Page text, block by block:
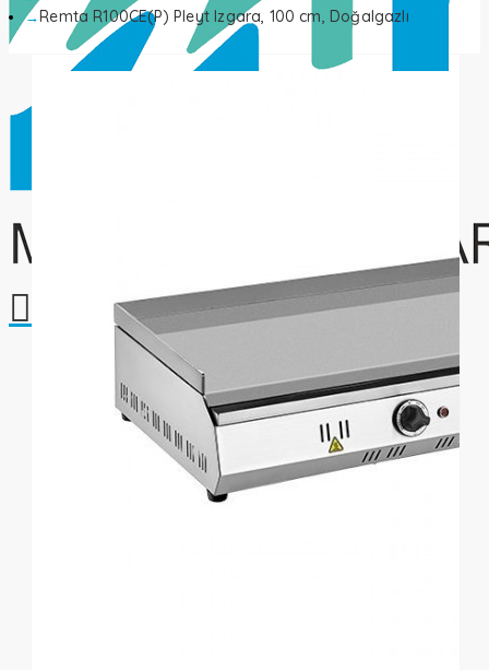
Alışveriş sepetiniz boş!
Remta R100CE(P) Pleyt Izgara, 100 cm, Doğalgazlı